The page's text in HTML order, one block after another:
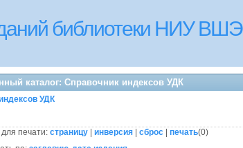
библиотеки НИУ ВШЭ
каталог: Справочник индексов УДК
УДК
печати: страницу инверсия сброс печать(0)